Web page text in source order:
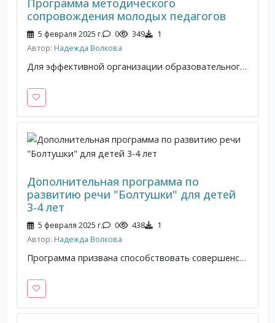
Программа методического
сопровождения молодых педагогов
5 февраля 2025 г. 0 349 1
Автор: Надежда Волкова
Для эффективной организации образовательного процесса в дошкольном учреждении необходима высокая профессиональная компетентность педагогов. Пройдя через разные формы методической работы, воспитатели не только повышают профессиональный уровень, для них становиться потребностью узнать что-то новое, научиться делать то, что они ещё не умеют. Цель программы: организация и создание условий для профессионального роста начинающих педагогов.
Дополнительная программа по
развитию речи "Болтушки" для детей
3-4 лет
5 февраля 2025 г. 0 438 1
Автор: Надежда Волкова
Программа призвана способствовать совершенствованию и развитию у дошкольников младшего возраста моторики органов артикуляции и мелкой моторики, правильному звукопроизношению и их автоматизация, развитие слухового внимания, фонематического и речевого слуха. Программа рассчитана на детей 3-4 лет. Будет полезна воспитателям ДОО. Срок реализации программы 1 год.